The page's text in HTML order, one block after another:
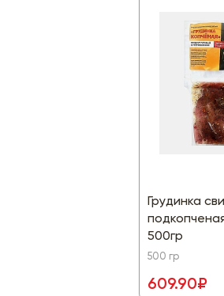
Грудинка
500гр
500 гр
609.90₽